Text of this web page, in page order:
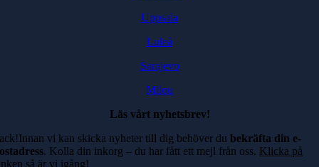
Uppsala
Luleå
Sarajevo
Milou
Läs vårt nyhetsbrev!
vi kan skicka nyheter till dig behöver dubekräfta din e-
. Kolla din inkorg – du har fått ett mejl från oss. Klicka på
så är vi igång!